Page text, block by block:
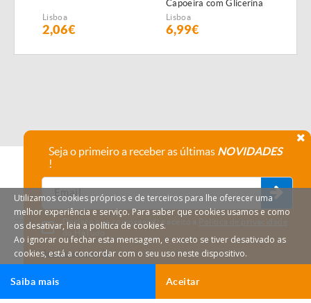
Ligar Email
Lisboa
2,06€
Capoeira com Glicerina
Lisboa
6,99€
HáTudo © 2026 Todos os direitos reservados.
Seja o primeiro a receber as últimas NOVIDADES
!
Declaro que compreendi e aceito a Política de privacidade
do HáTudo.
Anular subscrição
Utilizamos cookies próprios e de terceiros para lhe oferecer uma
melhor experiência e serviço. Para saber que cookies usamos e como
os desativar, leia a política de cookies.
Ao ignorar ou fechar esta mensagem, e exceto se tiver desativado as
cookies, está a concordar com o seu uso neste dispositivo.
Aceitar
Saiba mais